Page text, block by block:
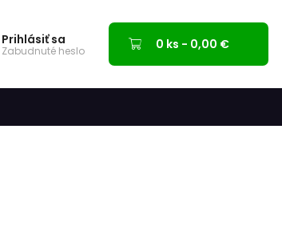
Prihlásiť sa
Zabudnuté heslo 0 ks - 0,00 €